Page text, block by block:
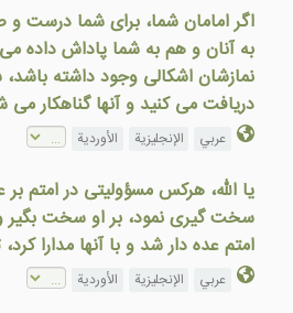
اگر امامان شما، برای شما درست و
به آنان و هم به شما پاداش داده
نمازشان اشكالی وجود داشته
دريافت می كنيد و آنها گناهكار می
عربي الإنجليزية الأوردية
يا الله، هرکس مسؤوليتی در امتم بر
سخت گيری نمود، بر او سخت
امتم عده دار شد و با آنها مدارا
عربي الإنجليزية الأوردية